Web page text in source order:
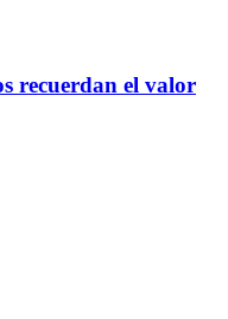
recuerdan el valor